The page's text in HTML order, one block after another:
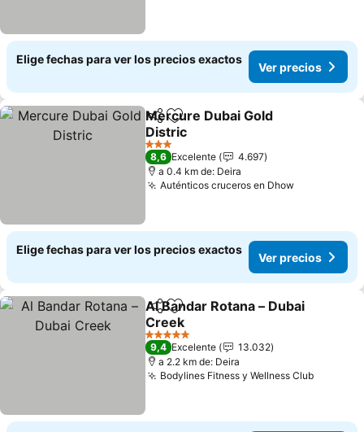
Elige fechas para ver los precios exactos
Ver precios
CompartirAgregar a favoritos
Mercure Dubai Gold
Distric
3 Estrellas
8,6 Excelente
4.697
a 0.4 km de: Deira
Auténticos cruceros en Dhow
Elige fechas para ver los precios exactos
Ver precios
CompartirAgregar a favoritos
Al Bandar Rotana – Dubai
Creek
5 Estrellas
9,4 Excelente
13.032
a 2.2 km de: Deira
Bodylines Fitness y Wellness Club